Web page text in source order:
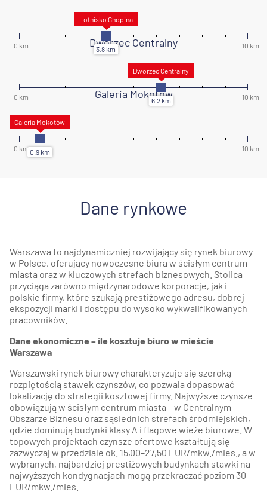
Dworzec Centralny
Galeria Mokotów
Dane rynkowe
Warszawa to najdynamiczniej rozwijający się rynek biurowy
w Polsce, oferujący nowoczesne biura w ścisłym centrum
miasta oraz w kluczowych strefach biznesowych. Stolica
przyciąga zarówno międzynarodowe korporacje, jak i
polskie firmy, które szukają prestiżowego adresu, dobrej
ekspozycji marki i dostępu do wysoko wykwalifikowanych
pracowników.
Dane ekonomiczne – ile kosztuje biuro w mieście
Warszawa
Warszawski rynek biurowy charakteryzuje się szeroką
rozpiętością stawek czynszów, co pozwala dopasować
lokalizację do strategii kosztowej firmy. Najwyższe czynsze
obowiązują w ścisłym centrum miasta – w Centralnym
Obszarze Biznesu oraz sąsiednich strefach śródmiejskich,
gdzie dominują budynki klasy A i flagowe wieże biurowe. W
topowych projektach czynsze ofertowe kształtują się
zazwyczaj w przedziale ok. 15,00–27,50 EUR/mkw./mies., a w
wybranych, najbardziej prestiżowych budynkach stawki na
najwyższych kondygnacjach mogą przekraczać poziom 30
EUR/mkw./mies.